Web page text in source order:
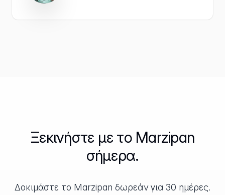
Ξεκινήστε με το Marzipan
σήμερα.
Δοκιμάστε το Marzipan δωρεάν για 30 ημέρες.